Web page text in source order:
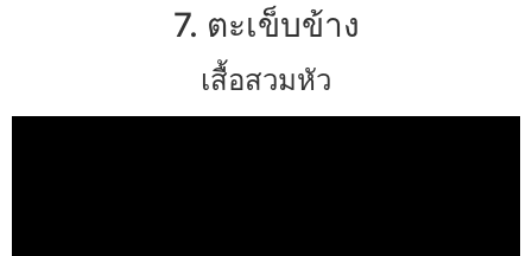
7. ตะเข็บข้าง
เสื้อสวมหัว